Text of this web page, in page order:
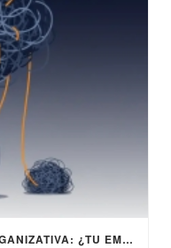
ESTRÉS LABORAL Y SALUD ORGANIZATIVA: ¿TU EMPRESA ESTÁ AGOTADA?